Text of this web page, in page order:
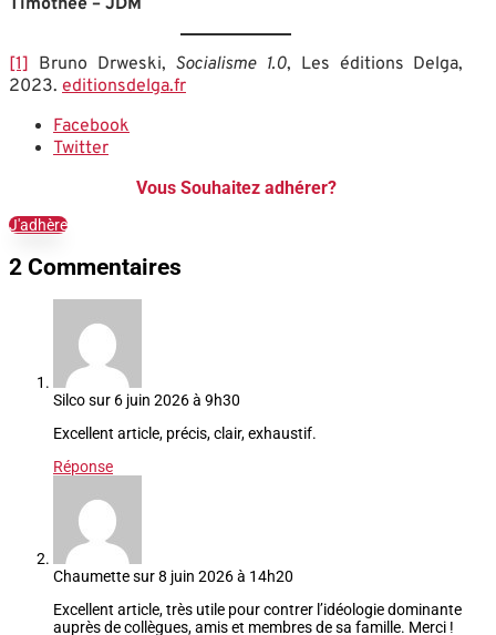
[1] Bruno Drweski, Socialisme 1.0, Les éditions Delga,
2023. editionsdelga.fr
Facebook
Twitter
Vous Souhaitez adhérer?
J'adhère
2 Commentaires
Silcosur 6 juin 2026 à 9h30
Excellent article, précis, clair, exhaustif.
Réponse
Chaumettesur 8 juin 2026 à 14h20
Excellent article, très utile pour contrer l’idéologie dominante
auprès de collègues, amis et membres de sa famille. Merci !